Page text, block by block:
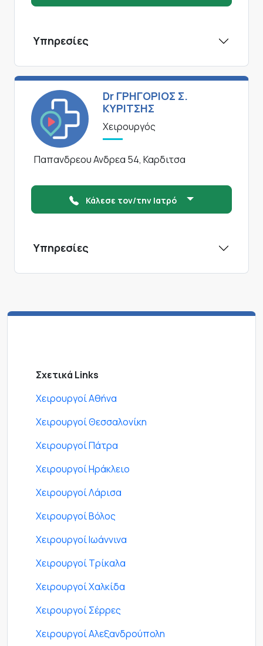
Υπηρεσίες
Dr ΓΡΗΓΟΡΙΟΣ Σ.
ΚΥΡΙΤΣΗΣ
Χειρουργός
Παπανδρεου Ανδρεα 54, Καρδιτσα
Κάλεσε τον/την Ιατρό
Υπηρεσίες
Σχετικά Links
Χειρουργοί Αθήνα
Χειρουργοί Θεσσαλονίκη
Χειρουργοί Πάτρα
Χειρουργοί Ηράκλειο
Χειρουργοί Λάρισα
Χειρουργοί Βόλος
Χειρουργοί Ιωάννινα
Χειρουργοί Τρίκαλα
Χειρουργοί Χαλκίδα
Χειρουργοί Σέρρες
Χειρουργοί Αλεξανδρούπολη